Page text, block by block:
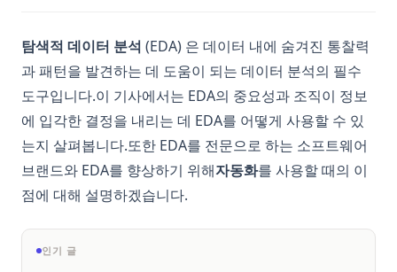
탐색적 데이터 분석 (EDA) 은 데이터 내에 숨겨진 통찰력
과 패턴을 발견하는 데 도움이 되는 데이터 분석의 필수
도구입니다.이 기사에서는 EDA의 중요성과 조직이 정보
에 입각한 결정을 내리는 데 EDA를 어떻게 사용할 수 있
는지 살펴봅니다.또한 EDA를 전문으로 하는 소프트웨어
브랜드와 EDA를 향상하기 위해자동화를 사용할 때의 이
점에 대해 설명하겠습니다.
인기 글